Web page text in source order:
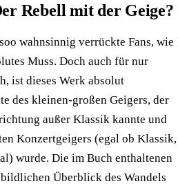
Rebell mit der Geige?
wahnsinnig verrückte Fans, wie
Muss. Doch auch für nur
ist dieses Werk absolut
des kleinen-großen Geigers, der
außer Klassik kannte und
Konzertgeigers (egal ob Klassik,
wurde. Die im Buch enthaltenen
Überblick des Wandels